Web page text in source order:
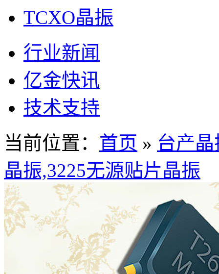
TCXO晶振
行业新闻
亿金快讯
技术支持
当前位置： 首页 » 台产晶
晶振,3225无源贴片晶振